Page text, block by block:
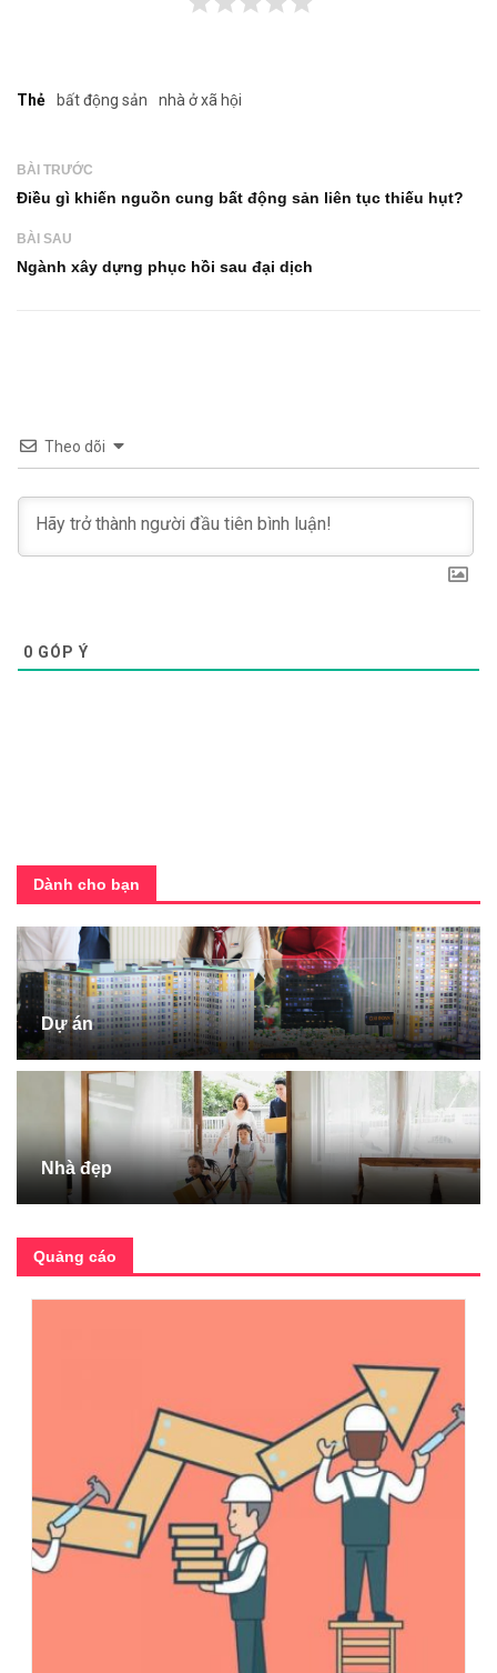
Thẻ bất động sản nhà ở xã hội
BÀI TRƯỚC
Điều gì khiến nguồn cung bất động sản liên tục thiếu hụt?
BÀI SAU
Ngành xây dựng phục hồi sau đại dịch
Theo dõi
0 GÓP Ý
Dành cho bạn
Dự án
Nhà đẹp
Quảng cáo